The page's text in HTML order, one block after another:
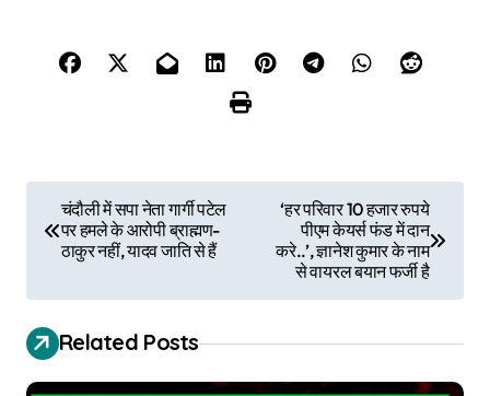
s
t
n
चंदौली में सपा नेता गार्गी पटेल
पर हमले के आरोपी ब्राह्मण-
ठाकुर नहीं, यादव जाति से हैं
‘हर परिवार 10 हजार रुपये
पीएम केयर्स फंड में दान
करे..’, ज्ञानेश कुमार के नाम
से वायरल बयान फर्जी है
Related Posts